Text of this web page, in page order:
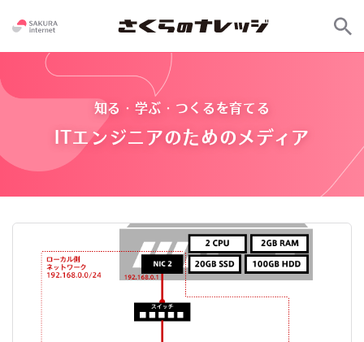
知る・学ぶ・つくるを育てる
ITエンジニアのためのメディア